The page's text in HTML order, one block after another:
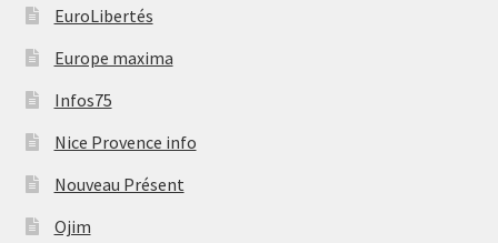
EuroLibertés
Europe maxima
Infos75
Nice Provence info
Nouveau Présent
Ojim